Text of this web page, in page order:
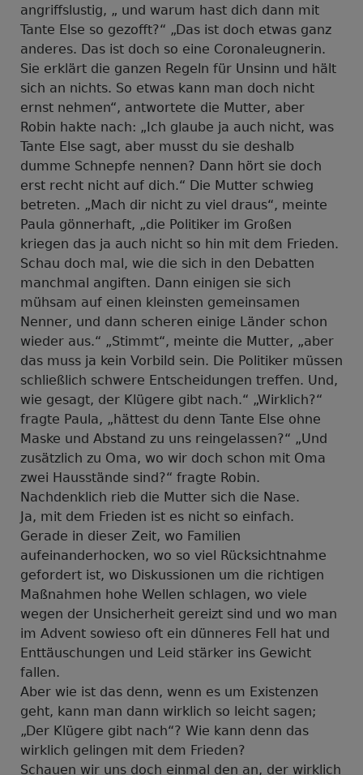
angriffslustig, „ und warum hast dich dann mit
Tante Else so gezofft?“ „Das ist doch etwas ganz
anderes. Das ist doch so eine Coronaleugnerin.
Sie erklärt die ganzen Regeln für Unsinn und hält
sich an nichts. So etwas kann man doch nicht
ernst nehmen“, antwortete die Mutter, aber
Robin hakte nach: „Ich glaube ja auch nicht, was
Tante Else sagt, aber musst du sie deshalb
dumme Schnepfe nennen? Dann hört sie doch
erst recht nicht auf dich.“ Die Mutter schwieg
betreten. „Mach dir nicht zu viel draus“, meinte
Paula gönnerhaft, „die Politiker im Großen
kriegen das ja auch nicht so hin mit dem Frieden.
Schau doch mal, wie die sich in den Debatten
manchmal angiften. Dann einigen sie sich
mühsam auf einen kleinsten gemeinsamen
Nenner, und dann scheren einige Länder schon
wieder aus.“ „Stimmt“, meinte die Mutter, „aber
das muss ja kein Vorbild sein. Die Politiker müssen
schließlich schwere Entscheidungen treffen. Und,
wie gesagt, der Klügere gibt nach.“ „Wirklich?“
fragte Paula, „hättest du denn Tante Else ohne
Maske und Abstand zu uns reingelassen?“ „Und
zusätzlich zu Oma, wo wir doch schon mit Oma
zwei Hausstände sind?“ fragte Robin.
Nachdenklich rieb die Mutter sich die Nase.
Ja, mit dem Frieden ist es nicht so einfach.
Gerade in dieser Zeit, wo Familien
aufeinanderhocken, wo so viel Rücksichtnahme
gefordert ist, wo Diskussionen um die richtigen
Maßnahmen hohe Wellen schlagen, wo viele
wegen der Unsicherheit gereizt sind und wo man
im Advent sowieso oft ein dünneres Fell hat und
Enttäuschungen und Leid stärker ins Gewicht
fallen.
Aber wie ist das denn, wenn es um Existenzen
geht, kann man dann wirklich so leicht sagen;
„Der Klügere gibt nach“? Wie kann denn das
wirklich gelingen mit dem Frieden?
Schauen wir uns doch einmal den an, der wirklich